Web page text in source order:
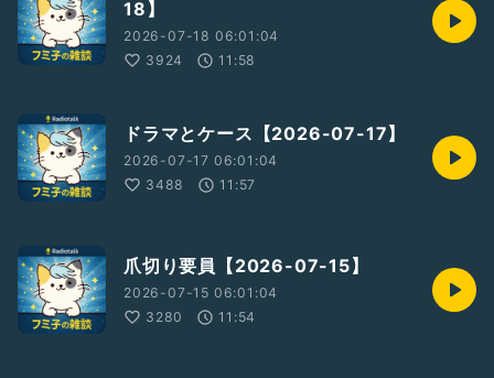
18】
2026-07-18 06:01:04
3924
11:58
ドラマとケース【2026-07-17】
2026-07-17 06:01:04
3488
11:57
爪切り要員【2026-07-15】
2026-07-15 06:01:04
3280
11:54